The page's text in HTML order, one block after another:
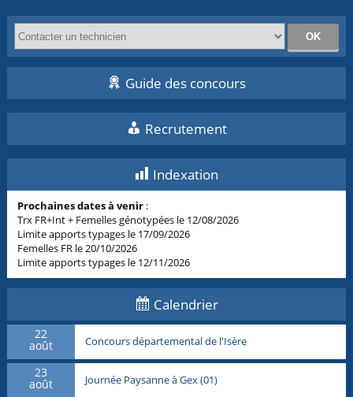
Guide des concours
Recrutement
Indexation
Prochaines dates à venir :
Trx FR+Int + Femelles génotypées le 12/08/2026
Limite apports typages le 17/09/2026
Femelles FR le 20/10/2026
Limite apports typages le 12/11/2026
Calendrier
22
août Concours départemental de l'Isère
23
août Journée Paysanne à Gex (01)